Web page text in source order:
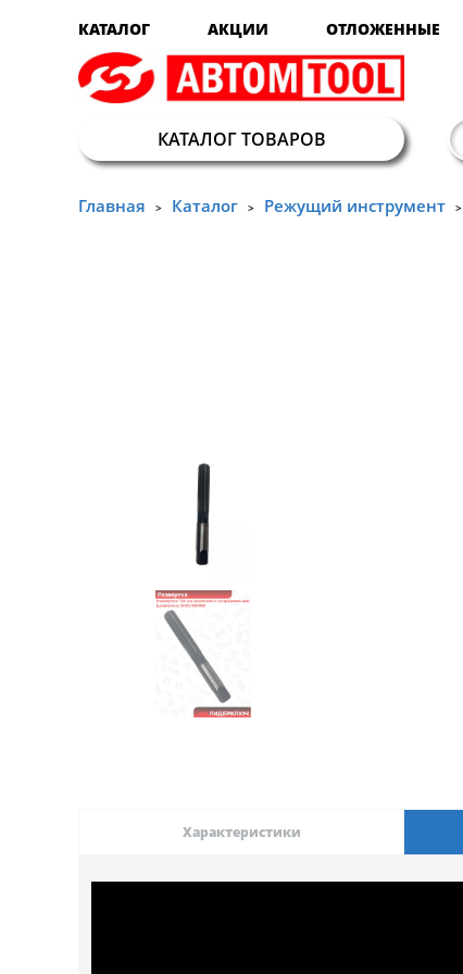
ОТЛОЖЕННЫЕ
КАТАЛОГ АКЦИИ
КАТАЛОГ ТОВАРОВ
Главная > Каталог > Режущий инструмент >
Характеристики